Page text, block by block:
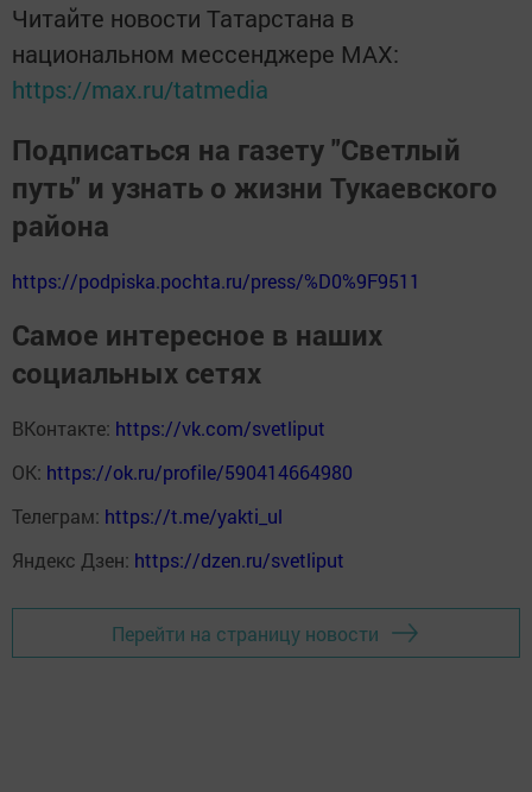
Читайте новости Татарстана в
национальном мессенджере MАХ:
https://max.ru/tatmedia
Подписаться на газету "Светлый
путь" и узнать о жизни Тукаевского
района
https://podpiska.pochta.ru/press/%D0%9F9511
Самое интересное в наших
социальных сетях
ВКонтакте: https://vk.com/svetliput
ОК: https://ok.ru/profile/590414664980
Телеграм: https://t.me/yakti_ul
Яндекс Дзен: https://dzen.ru/svetliput
Перейти на страницу новости